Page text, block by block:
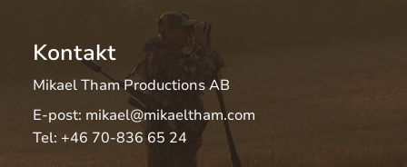
Kontakt
Mikael Tham Productions AB
E-post: mikael@mikaeltham.com
Tel: +46 70-836 65 24